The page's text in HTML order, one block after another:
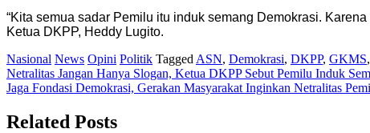
“Kita semua sadar Pemilu itu induk semang Demokrasi.
Ketua DKPP, Heddy Lugito.
Nasional News Opini Politik Tagged ASN, Demokrasi, DKPP, GKMS,
Post
navigation
Netralitas Jangan Hanya Slogan, Ketua DKPP Sebut Pemilu Induk
Jaga Fondasi Demokrasi, Gerakan Masyarakat Inginkan Netralitas
Related Posts